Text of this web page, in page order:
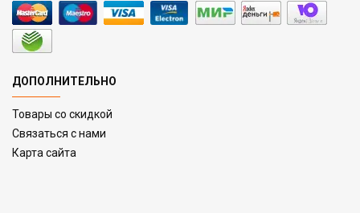
ДОПОЛНИТЕЛЬНО
Товары со скидкой
Связаться с нами
Карта сайта